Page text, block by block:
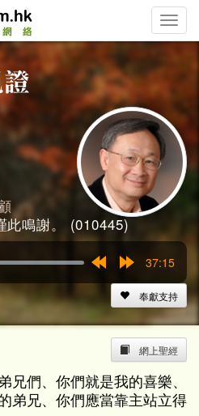
Toggle
此鳴謝。 (010445)
15s
37:15
奉獻支持
網上聖經
兄們、你們就是我的喜樂、
弟兄、你們應當靠主站立得